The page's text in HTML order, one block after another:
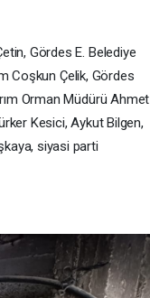
Gördes E. Belediye
Coşkun Çelik, Gördes
Orman Müdürü Ahmet
Kesici, Aykut Bilgen,
siyasi parti